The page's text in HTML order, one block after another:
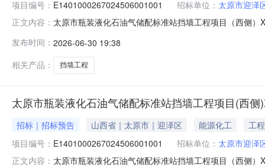
项目编号： E1401000267024506001001 招标单位： 太原市迎泽
正文内容： 太原市瓶装液化石油气储配标准站挡墙工程项目（西侧
2026-07-21标书发售时间：2026-06-30至2026-07-06文
发布时间： 2026-06-30 19:38
相关产品：
挡墙工程
太原市瓶装液化石油气储配标准站挡墙工程项目(西侧
招标｜招标预告 山西省｜太原市｜迎泽区 能源化工
工程
项目编号： E1401000267024506001001 招标单位： 太原市迎泽
正文内容： 太原市瓶装液化石油气储配标准站挡墙工程项目（西侧